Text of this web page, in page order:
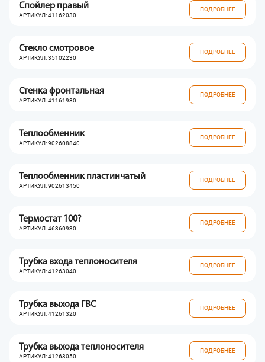
Спойлер правый
АРТИКУЛ: 41162030
ПОДРОБНЕЕ
Стекло смотровое
АРТИКУЛ: 35102230
ПОДРОБНЕЕ
Стенка фронтальная
АРТИКУЛ: 41161980
ПОДРОБНЕЕ
Теплообменник
АРТИКУЛ: 902608840
ПОДРОБНЕЕ
Теплообменник пластинчатый
АРТИКУЛ: 902613450
ПОДРОБНЕЕ
Термостат 100?
АРТИКУЛ: 46360930
ПОДРОБНЕЕ
Трубка входа теплоносителя
АРТИКУЛ: 41263040
ПОДРОБНЕЕ
Трубка выхода ГВС
АРТИКУЛ: 41261320
ПОДРОБНЕЕ
Трубка выхода теплоносителя
АРТИКУЛ: 41263050
ПОДРОБНЕЕ